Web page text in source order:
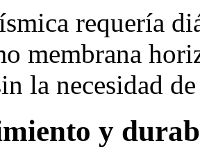
requería
membrana
la necesidad
y